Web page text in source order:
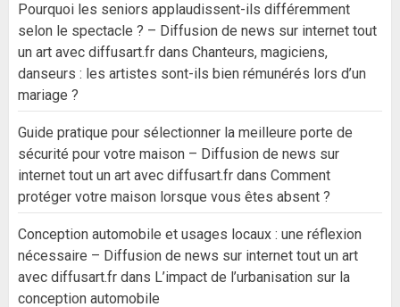
Pourquoi les seniors applaudissent-ils différemment
selon le spectacle ? – Diffusion de news sur internet tout
un art avec diffusart.fr dans Chanteurs, magiciens,
danseurs : les artistes sont-ils bien rémunérés lors d’un
mariage ?
Guide pratique pour sélectionner la meilleure porte de
sécurité pour votre maison – Diffusion de news sur
internet tout un art avec diffusart.fr dans Comment
protéger votre maison lorsque vous êtes absent ?
Conception automobile et usages locaux : une réflexion
nécessaire – Diffusion de news sur internet tout un art
avec diffusart.fr dans L’impact de l’urbanisation sur la
conception automobile